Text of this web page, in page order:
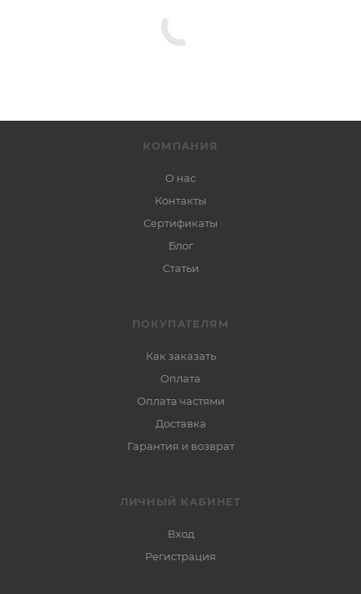
КОМПАНИЯ
О нас
Контакты
Сертификаты
Блог
Статьи
ПОКУПАТЕЛЯМ
Как заказать
Оплата
Оплата частями
Доставка
Гарантия и возврат
ЛИЧНЫЙ КАБИНЕТ
Вход
Регистрация